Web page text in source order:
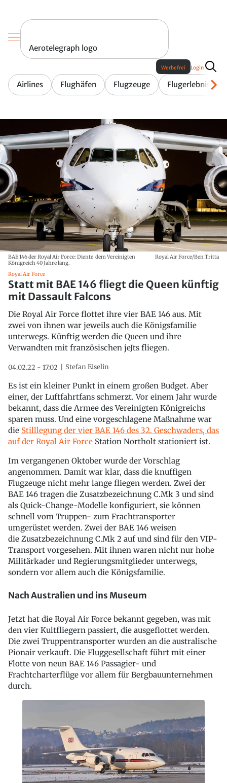
Aerotelegraph logo
Airlines Flughäfen Flugzeuge Flugerlebnis
Werbefrei Login
BAE 146 der Royal Air Force: Diente dem Vereinigten
Königreich 40 Jahre lang.
Royal Air Force/Ben Tritta
Royal Air Force
Statt mit BAE 146 fliegt die Queen künftig
mit Dassault Falcons
Die Royal Air Force flottet ihre vier BAE 146 aus. Mit
zwei von ihnen war jeweils auch die Königsfamilie
unterwegs. Künftig werden die Queen und ihre
Verwandten mit französischen jeJts fliegen.
04.02.22 - 17:02 Stefan Eiselin
Es ist ein kleiner Punkt in einem großen Budget. Aber
einer, der Luftfahrtfans schmerzt. Vor einem Jahr wurde
bekannt, dass die Armee des Vereinigten Königreichs
sparen muss. Und eine vorgeschlagene Maßnahme war
die Stilllegung der vier BAE 146 des 32. Geschwaders, das
auf der Royal Air Force Station Northolt stationiert ist.
Im vergangenen Oktober wurde der Vorschlag
angenommen. Damit war klar, dass die knuffigen
Flugzeuge nicht mehr lange fliegen werden. Zwei der
BAE 146 tragen die Zusatzbezeichnung C.Mk 3 und sind
als Quick-Change-Modelle konfiguriert, sie können
schnell vom Truppen- zum Frachtransporter
umgerüstet werden. Zwei der BAE 146 weisen
die Zusatzbezeichnung C.Mk 2 auf und sind für den VIP-
Transport vorgesehen. Mit ihnen waren nicht nur hohe
Militärkader und Regierungsmitglieder unterwegs,
sondern vor allem auch die Königsfamilie.
Nach Australien und ins Museum
Jetzt hat die Royal Air Force bekannt gegeben, was mit
den vier Kultfliegern passiert, die ausgeflottet werden.
Die zwei Truppentransporter wurden an die australische
Pionair verkauft. Die Fluggesellschaft führt mit einer
Flotte von neun BAE 146 Passagier- und
Frachtcharterflüge vor allem für Bergbauunternehmen
durch.